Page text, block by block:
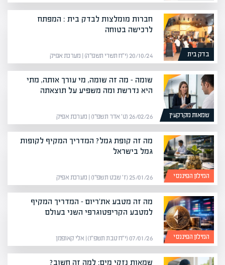
בדק בית
חברות מומלצות לבדק בית : המפתח
לרכישה בטוחה
20/10/24 (י״ח תשרי תשפ״ה) | מערכת אפיק
שמאות מקרקעין
שומה – מה זה שומה, מי עורך אותה, מתי
היא נדרשת ומה משפיע על תוצאתה
26/02/26 (ט׳ אדר תשפ״ו) | מערכת אפיק
המילון הפיננסי
מה זה קופת גמל? המדריך המקיף לקופות
גמל בישראל
25/01/26 (ז׳ שבט תשפ״ו) | מערכת אפיק
המילון הפיננסי
מה זה מטבע את'ריום – המדריך המקיף
למטבע הקריפטוגרפי השני בעולם
07/01/26 (י״ח טבת תשפ״ו) | אלי קאופמן
שמאות נזקי מים: למה זה חשוב?